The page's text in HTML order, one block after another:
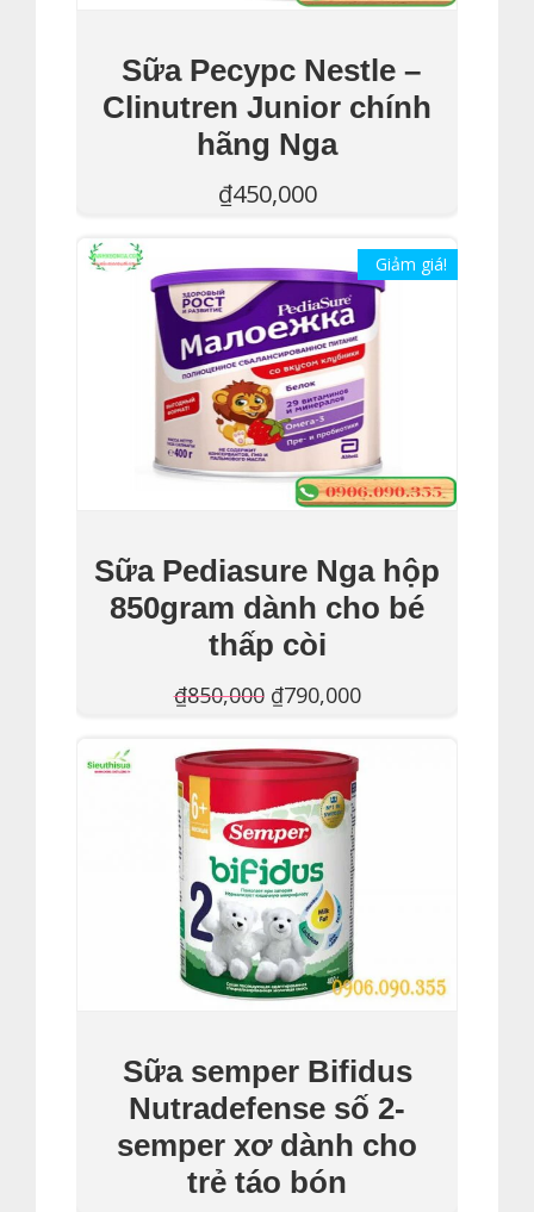
Sữa Pecypc Nestle –
Clinutren Junior chính
hãng Nga
₫450,000
Giảm giá!
Sữa Pediasure Nga hộp
850gram dành cho bé
thấp còi
₫850,000 Giá
là:
₫850,000.
₫790,000Giá
tại
Thêm Vào Giỏ Hàng
Sữa semper Bifidus
Nutradefense số 2-
semper xơ dành cho
trẻ táo bón